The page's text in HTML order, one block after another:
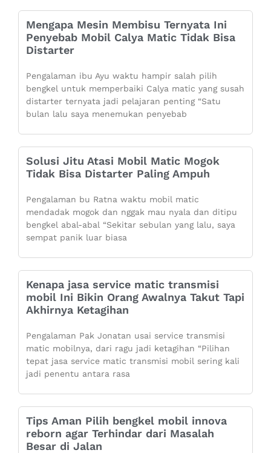
Mengapa Mesin Membisu Ternyata Ini
Penyebab Mobil Calya Matic Tidak Bisa
Distarter
Pengalaman ibu Ayu waktu hampir salah pilih
bengkel untuk memperbaiki Calya matic yang susah
distarter ternyata jadi pelajaran penting “Satu
bulan lalu saya menemukan penyebab
Solusi Jitu Atasi Mobil Matic Mogok
Tidak Bisa Distarter Paling Ampuh
Pengalaman bu Ratna waktu mobil matic
mendadak mogok dan nggak mau nyala dan ditipu
bengkel abal-abal “Sekitar sebulan yang lalu, saya
sempat panik luar biasa
Kenapa jasa service matic transmisi
mobil Ini Bikin Orang Awalnya Takut Tapi
Akhirnya Ketagihan
Pengalaman Pak Jonatan usai service transmisi
matic mobilnya, dari ragu jadi ketagihan “Pilihan
tepat jasa service matic transmisi mobil sering kali
jadi penentu antara rasa
Tips Aman Pilih bengkel mobil innova
reborn agar Terhindar dari Masalah
Besar di Jalan